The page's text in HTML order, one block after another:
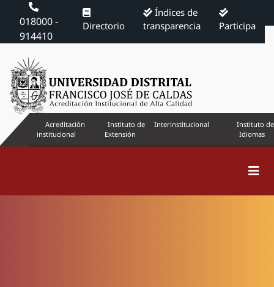
018000 -
914410
Directorio
Índices de
transparencia
Participa
Acreditación
institucional
Instituto de
Extensión
Interinstitucional
Instituto de
Idiomas